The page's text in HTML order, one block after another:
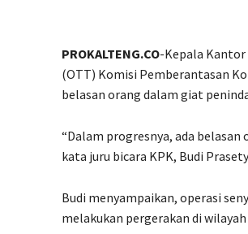
PROKALTENG.CO-Kepala Kantor
(OTT) Komisi Pemberantasan
belasan orang dalam giat
“Dalam progresnya, ada
kata juru bicara KPK, Budi
Budi menyampaikan, operasi
melakukan pergerakan di